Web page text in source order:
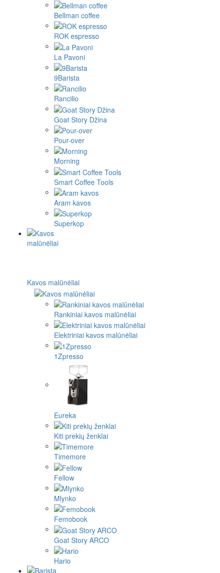
Bellman coffee
ROK espresso
La Pavoni
9Barista
Rancilio
Goat Story Džina
Pour-over
Morning
Smart Coffee Tools
Aram kavos
Superkop
Kavos malūnėliai
Rankiniai kavos malūnėliai
Elektriniai kavos malūnėliai
1Zpresso
Eureka
Kiti prekių ženklai
Timemore
Fellow
Mlynko
Femobook
Goat Story ARCO
Hario